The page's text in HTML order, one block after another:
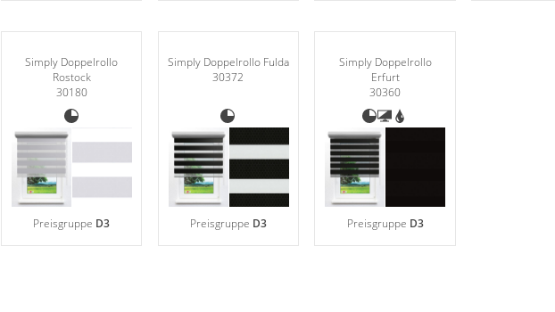
Simply Doppelrollo
Rostock
30180
Preisgruppe D3
Simply Doppelrollo Fulda
30372
Preisgruppe D3
Simply Doppelrollo
Erfurt
30360
Preisgruppe D3